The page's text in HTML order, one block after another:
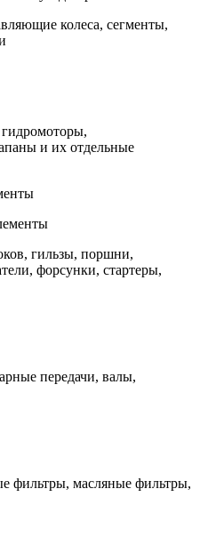
колеса, сегменты,
и их отдельные
гильзы, поршни,
форсунки, стартеры,
передачи, валы,
фильтры, масляные фильтры,